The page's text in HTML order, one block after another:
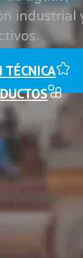
elindustrial
TÉCNICA